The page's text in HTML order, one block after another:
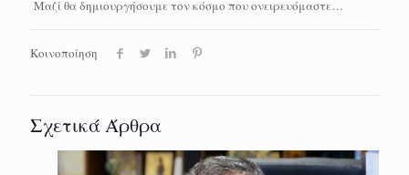
Μαζί θα δημιουργήσουμε τον κόσμο που ονειρευόμαστε…
Κοινοποίηση
Σχετικά Άρθρα